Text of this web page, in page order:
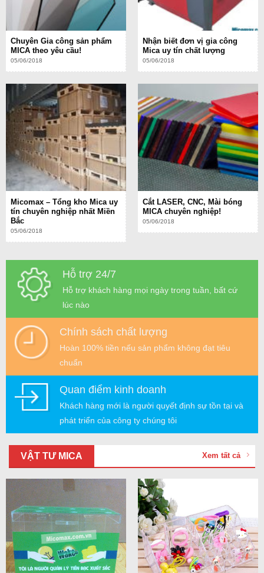
Chuyên Gia công sản phẩm
MICA theo yêu cầu!
05/06/2018
Nhận biết đơn vị gia công
Mica uy tín chất lượng
05/06/2018
Micomax – Tổng kho Mica uy
tín chuyên nghiệp nhất Miền
Bắc
05/06/2018
Cắt LASER, CNC, Mài bóng
MICA chuyên nghiệp!
05/06/2018
Hỗ trợ 24/7
Hỗ trợ khách hàng mọi ngày trong tuần, bất cứ
lúc nào
Chính sách chất lượng
Hoàn 100% tiền nếu sản phẩm không đạt tiêu
chuẩn
Quan điểm kinh doanh
Khách hàng mới là người quyết định sự tồn tại và
phát triển của công ty chúng tôi
VẬT TƯ MICA Xem tất cả